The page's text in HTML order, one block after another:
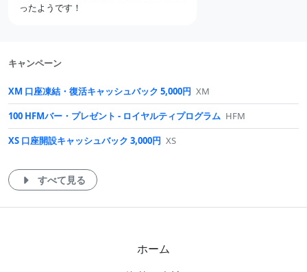
ったようです！
キャンペーン
XM 口座凍結・復活キャッシュバック 5,000円 XM
100 HFMバー・プレゼント - ロイヤルティプログラム HFM
XS 口座開設キャッシュバック 3,000円 XS
すべて見る
ホーム